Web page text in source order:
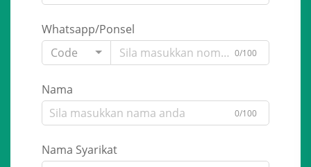
Whatsapp/Ponsel
Code
0/100
Nama
0/100
Nama Syarikat